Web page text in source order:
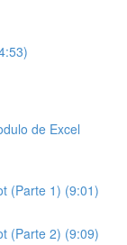
de Excel
(Parte 1) (9:01)
(Parte 2) (9:09)